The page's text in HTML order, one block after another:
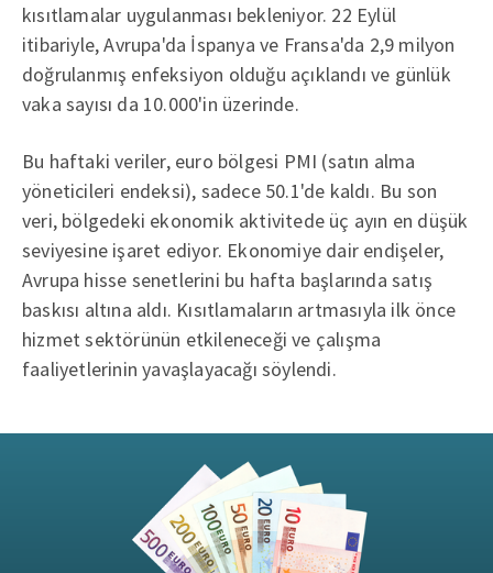
kısıtlamalar uygulanması bekleniyor. 22 Eylül
itibariyle, Avrupa'da İspanya ve Fransa'da 2,9 milyon
doğrulanmış enfeksiyon olduğu açıklandı ve günlük
vaka sayısı da 10.000'in üzerinde.
Bu haftaki veriler, euro bölgesi PMI (satın alma
yöneticileri endeksi), sadece 50.1'de kaldı. Bu son
veri, bölgedeki ekonomik aktivitede üç ayın en düşük
seviyesine işaret ediyor. Ekonomiye dair endişeler,
Avrupa hisse senetlerini bu hafta başlarında satış
baskısı altına aldı. Kısıtlamaların artmasıyla ilk önce
hizmet sektörünün etkileneceği ve çalışma
faaliyetlerinin yavaşlayacağı söylendi.